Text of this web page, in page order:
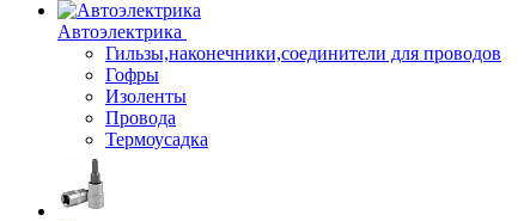
Автоэлектрика
Гильзы,наконечники,соединители для проводов
Гофры
Изоленты
Провода
Термоусадка